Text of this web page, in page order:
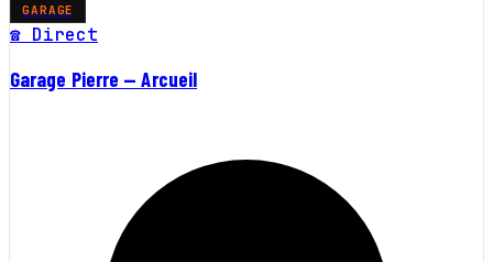
GARAGE
☎ Direct
Garage Pierre — Arcueil